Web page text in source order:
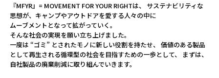
『MFYR』= MOVEMENT FOR YOUR RIGHTは、
サステナビリティな
思想が、キャンプやアウトドアを愛する人々の中に
ムーブメントとなって拡がっていく。
そんな社会の実現を願い立ち上げました。
一度は “ゴミ” とされたモノに新しい役割を持たせ、 価値のある製品
として再生される循環型の社会を目指すための一歩として、
まずは、
自社製品の廃棄削減に取り組んでいきます。